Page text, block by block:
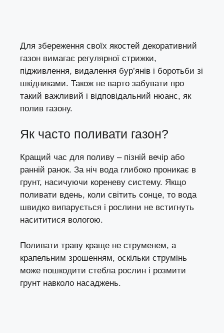
Для збереження своїх якостей декоративний
газон вимагає регулярної стрижки,
підживлення, видалення бур’янів і боротьби зі
шкідниками. Також не варто забувати про
такий важливий і відповідальний нюанс, як
полив газону.
Як часто поливати газон?
Кращий час для поливу – пізній вечір або
ранній ранок. За ніч вода глибоко проникає в
грунт, насичуючи кореневу систему. Якщо
поливати вдень, коли світить сонце, то вода
швидко випарується і рослини не встигнуть
насититися вологою.
Поливати траву краще не струменем, а
крапельним зрошенням, оскільки струмінь
може пошкодити стебла рослин і розмити
грунт навколо насаджень.